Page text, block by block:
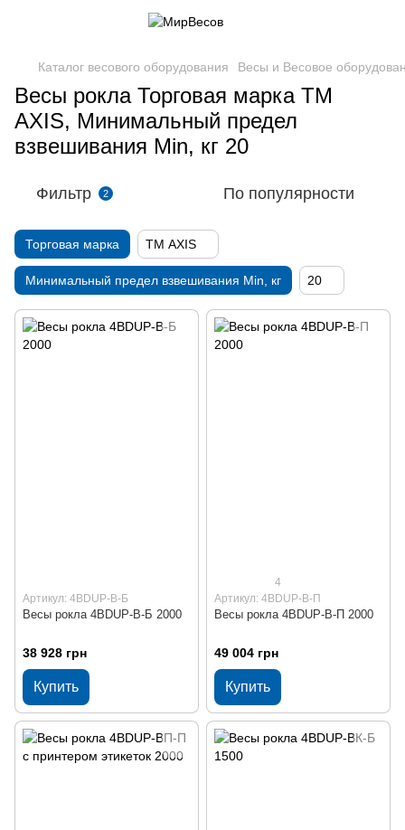
Каталог весового оборудования Весы и Весовое
Весы рокла Торговая марка ТМ
AXIS, Минимальный предел
взвешивания Min, кг 20
Фильтр 2 По популярности
Торговая марка ТМ AXIS
Минимальный предел взвешивания Min, кг 20
Артикул: 4BDUP-В-Б
Весы рокла 4BDUP-В-Б 2000
38 928 грн
Купить
4
Артикул: 4BDUP-В-П
Весы рокла 4BDUP-В-П 2000
49 004 грн
Купить